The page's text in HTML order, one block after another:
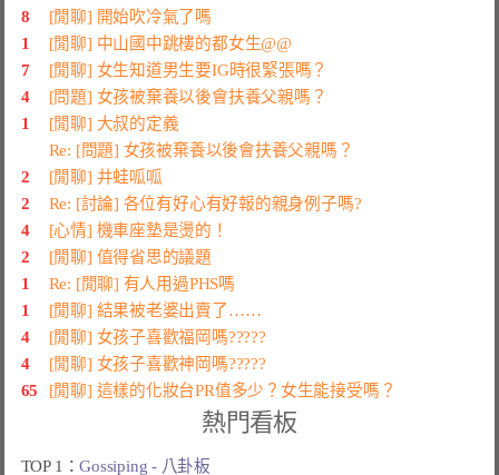
8
[閒聊] 開始吹冷氣了嗎
1
[閒聊] 中山國中跳樓的都女生@@
7
[閒聊] 女生知道男生要IG時很緊張嗎？
4
[問題] 女孩被棄養以後會扶養父親嗎？
1
[閒聊] 大叔的定義
Re: [問題] 女孩被棄養以後會扶養父親嗎？
2
[閒聊] 井蛙呱呱
2
Re: [討論] 各位有好心有好報的親身例子嗎?
4
[心情] 機車座墊是燙的！
2
[閒聊] 值得省思的議題
1
Re: [閒聊] 有人用過PHS嗎
1
[閒聊] 結果被老婆出賣了……
4
[閒聊] 女孩子喜歡福岡嗎?????
4
[閒聊] 女孩子喜歡神岡嗎?????
65
[閒聊] 這樣的化妝台PR值多少？女生能接受嗎？
熱門看板
TOP 1：Gossiping - 八卦板